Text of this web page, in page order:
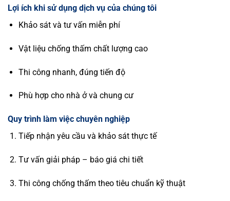
Lợi ích khi sử dụng dịch vụ của chúng tôi
Khảo sát và tư vấn miễn phí
Vật liệu chống thấm chất lượng cao
Thi công nhanh, đúng tiến độ
Phù hợp cho nhà ở và chung cư
Quy trình làm việc chuyên nghiệp
Tiếp nhận yêu cầu và khảo sát thực tế
Tư vấn giải pháp – báo giá chi tiết
Thi công chống thấm theo tiêu chuẩn kỹ thuật